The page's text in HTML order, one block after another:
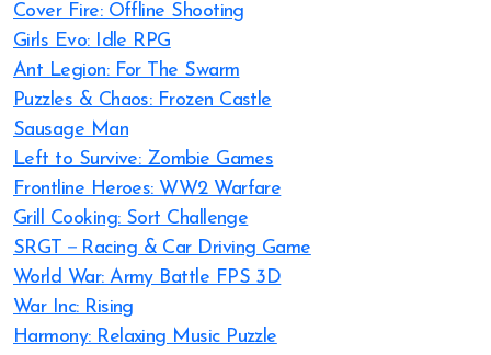
Cover Fire: Offline Shooting
Girls Evo: Idle RPG
Ant Legion: For The Swarm
Puzzles & Chaos: Frozen Castle
Sausage Man
Left to Survive: Zombie Games
Frontline Heroes: WW2 Warfare
Grill Cooking: Sort Challenge
SRGT－Racing & Car Driving Game
World War: Army Battle FPS 3D
War Inc: Rising
Harmony: Relaxing Music Puzzle